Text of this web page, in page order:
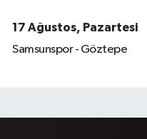
17 Ağustos, Pazartesi
Samsunspor - Göztepe